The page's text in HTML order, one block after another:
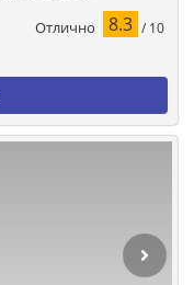
Отлично 8.3 / 10